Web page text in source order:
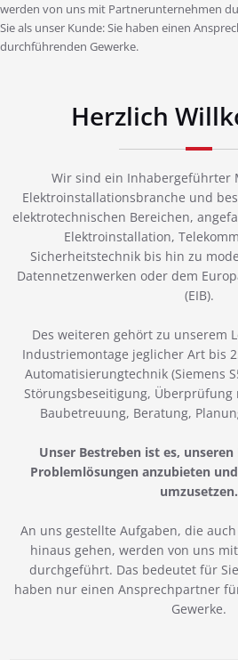
werden von uns mit Partnerunternehmen
Sie als unser Kunde: Sie haben einen
durchführenden Gewerke.
Herzlich
Wir sind ein Inhabergeführter
Elektroinstallationsbranche und
elektrotechnischen Bereichen,
Elektroinstallation,
Sicherheitstechnik bis hin zu
Datennetzenwerken oder dem
(EIB).
Des weiteren gehört zu unserem
Industriemontage jeglicher Art bis
Automatisierungtechnik (Siemens
Störungsbeseitigung, Überprüfung
Baubetreuung, Beratung,
Unser Bestreben ist es,
Problemlösungen anzubieten
umzusetzen.
An uns gestellte Aufgaben, die
hinaus gehen, werden von uns
durchgeführt. Das bedeutet für
haben nur einen Ansprechpartner
Gewerke.